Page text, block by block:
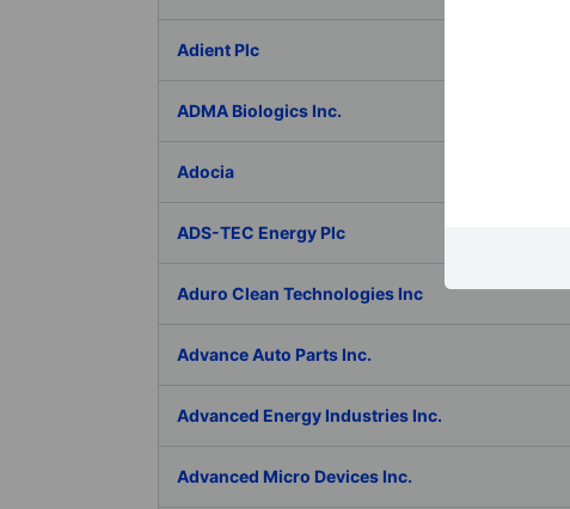
Adient Plc
ADMA Biologics Inc.
Adocia
ADS-TEC Energy Plc
Aduro Clean Technologies Inc
Advance Auto Parts Inc.
Advanced Energy Industries Inc.
Advanced Micro Devices Inc.